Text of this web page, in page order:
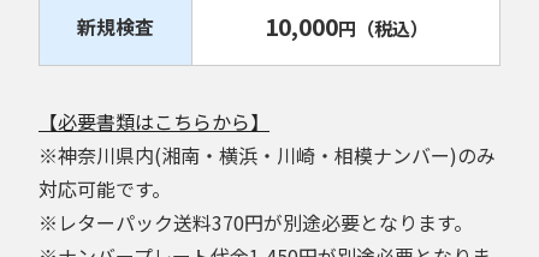
新規検査 10,000円 （税込）
【必要書類はこちらから】
※神奈川県内(湘南・横浜・川崎・相模ナンバー)のみ
対応可能です。
※レターパック送料370円が別途必要となります。